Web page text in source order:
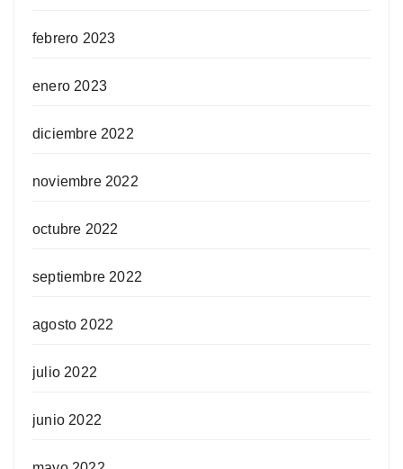
febrero 2023
enero 2023
diciembre 2022
noviembre 2022
octubre 2022
septiembre 2022
agosto 2022
julio 2022
junio 2022